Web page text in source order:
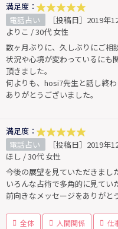
満足度：
電話占い
［投稿日］2019年
よりこ / 30代 女性
数ヶ月ぶりに、久しぶりにご相
状況や心境が変わっているにも
頂きました。
何よりも、hosi7先生と話し終わ
ありがとうございました。
満足度：
電話占い
［投稿日］2019年
ほし / 30代 女性
今後の展望を見ていただきました
いろんな占術で多角的に見てい
前向きなメッセージをありがと
全体 人間関係 仕